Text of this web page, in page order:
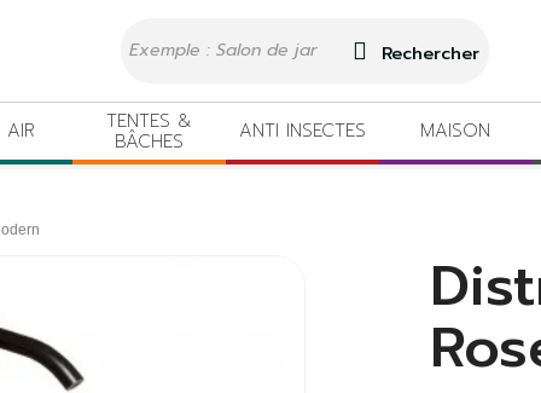
Rechercher
AIR TENTES &
BÂCHES ANTI INSECTES MAISON